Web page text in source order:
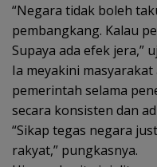
“Negara tidak boleh
pembangkang. Kalau
Supaya ada efek jera,”
Ia meyakini
pemerintah selama
secara konsisten dan
“Sikap tegas negara
rakyat,” pungkasnya.